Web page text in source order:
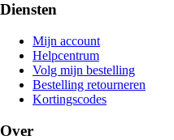
Diensten
Mijn account
Helpcentrum
Volg mijn bestelling
Bestelling retourneren
Kortingscodes
Over